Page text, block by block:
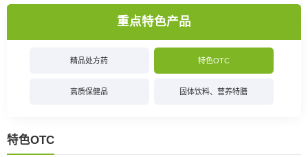
重点特色产品
精品处方药 特色OTC
高质保健品 固体饮料、营养特膳
特色OTC